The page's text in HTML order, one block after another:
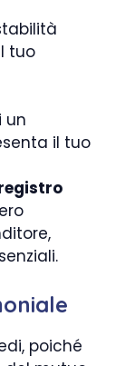
tuo
un
il tuo
poiché